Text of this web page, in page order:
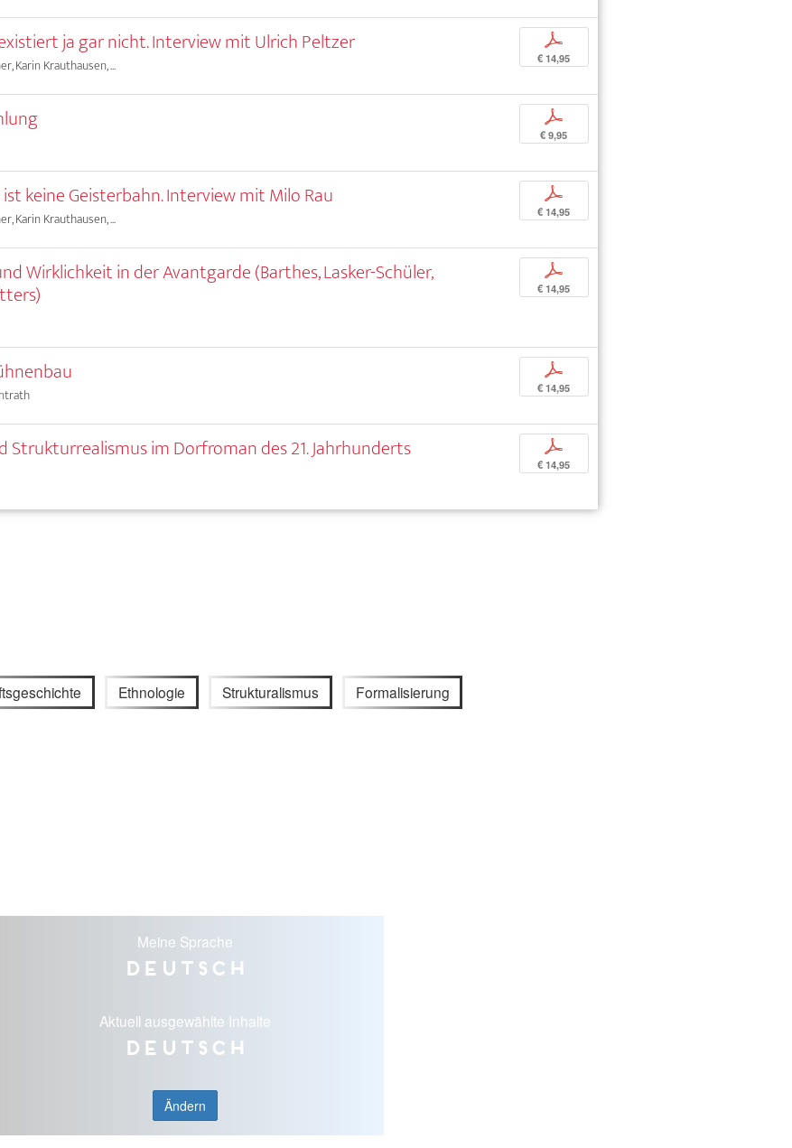
ja gar nicht. Interview mit Ulrich Peltzer
Karin Krauthausen, ...
p
€ 14,95
p
€ 9,95
keine Geisterbahn. Interview mit Milo Rau
Karin Krauthausen, ...
p
€ 14,95
Wirklichkeit in der Avantgarde (Barthes, Lasker-Schüler, p
€ 14,95
p
€ 14,95
Strukturrealismus im Dorfroman des 21. Jahrhunderts p
€ 14,95
Ethnologie Strukturalismus Formalisierung
Meine Sprache
Deutsch
Aktuell ausgewählte Inhalte
Deutsch
Ändern